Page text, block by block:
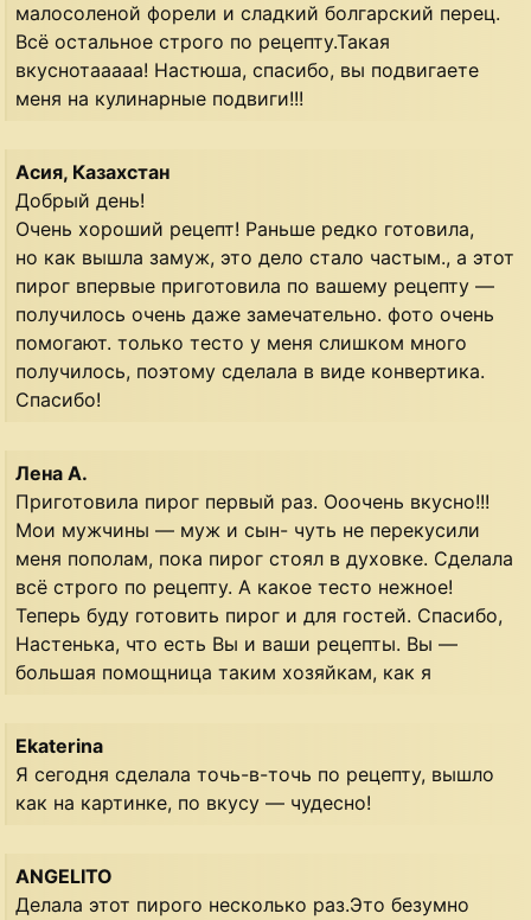
малосоленой форели и сладкий болгарский перец.
Всё остальное строго по рецепту.Такая
вкуснотааааа! Настюша, спасибо, вы подвигаете
меня на кулинарные подвиги!!!
Асия, Казахстан
Добрый день!
Очень хороший рецепт! Раньше редко готовила,
но как вышла замуж, это дело стало частым., а этот
пирог впервые приготовила по вашему рецепту —
получилось очень даже замечательно. фото очень
помогают. только тесто у меня слишком много
получилось, поэтому сделала в виде конвертика.
Спасибо!
Лена А.
Приготовила пирог первый раз. Ооочень вкусно!!!
Мои мужчины — муж и сын- чуть не перекусили
меня пополам, пока пирог стоял в духовке. Сделала
всё строго по рецепту. А какое тесто нежное!
Теперь буду готовить пирог и для гостей. Спасибо,
Настенька, что есть Вы и ваши рецепты. Вы —
большая помощница таким хозяйкам, как я
Ekaterina
Я сегодня сделала точь-в-точь по рецепту, вышло
как на картинке, по вкусу — чудесно!
ANGELITO
Делала этот пирого несколько раз.Это безумно